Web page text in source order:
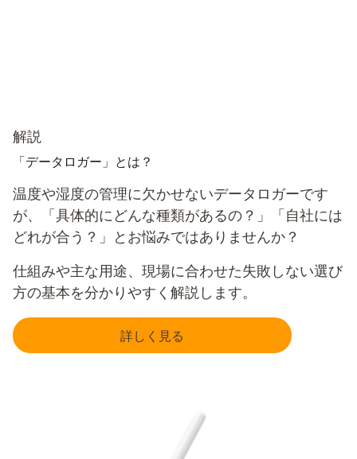
解説
「データロガー」とは？
温度や湿度の管理に欠かせないデータロガーです
が、「具体的にどんな種類があるの？」「自社には
どれが合う？」とお悩みではありませんか？
仕組みや主な用途、現場に合わせた失敗しない選び
方の基本を分かりやすく解説します。
詳しく見る